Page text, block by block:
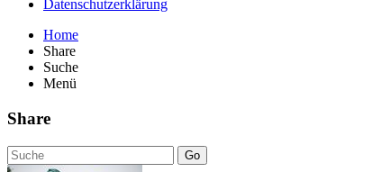
Datenschutzerklärung
Home
Share
Suche
Menü
Share
Go